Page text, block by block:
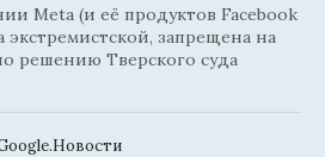
Meta (и её продуктов Facebook
экстремистской, запрещена на
решению Тверского суда